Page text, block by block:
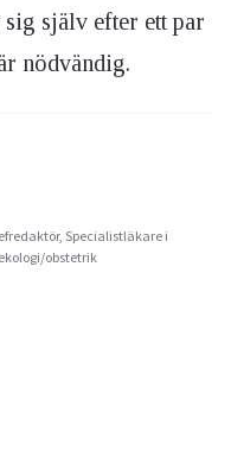
själv efter ett par
nödvändig.
Specialistläkare i
obstetrik